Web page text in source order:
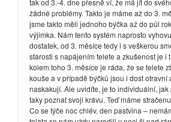
žádné problémy. Takto je máme až do 3.
jsme takto měli jednoho býčka až do půl
výjimka. Nám tento systém naprosto
dostatek, od 3. měsíce tedy i s veškerou
starosti s napájením telete a zkušenost je i
kolem toho 3. měsíce je ráda, že se telete
kouše a v případě býčků jsou i dost otravní
naskakují. Ale uvidíte, je to individuální, jak
taky poznat svoji krávu. Teď máme
Co se týče noc chlév, den pastvina –